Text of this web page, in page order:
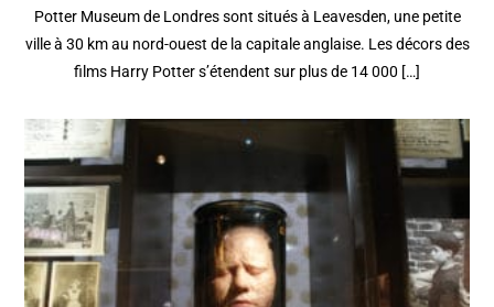
Potter Museum de Londres sont situés à Leavesden, une petite
ville à 30 km au nord-ouest de la capitale anglaise. Les décors des
films Harry Potter s’étendent sur plus de 14 000 […]